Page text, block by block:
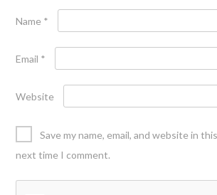
Name *
Email *
Website
Save my name, email, and website in
next time I comment.